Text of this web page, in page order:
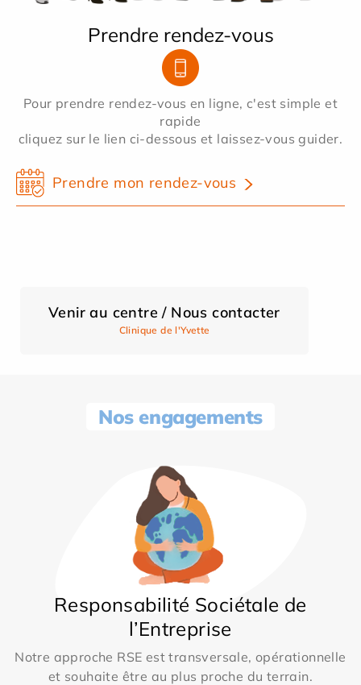
Prendre rendez-vous
Pour prendre rendez-vous en ligne, c'est simple et
rapide
cliquez sur le lien ci-dessous et laissez-vous guider.
Prendre mon rendez-vous
Venir au centre / Nous contacter
Clinique de l'Yvette
Nos engagements
Responsabilité Sociétale de
l’Entreprise
Notre approche RSE est transversale, opérationnelle
et souhaite être au plus proche du terrain.